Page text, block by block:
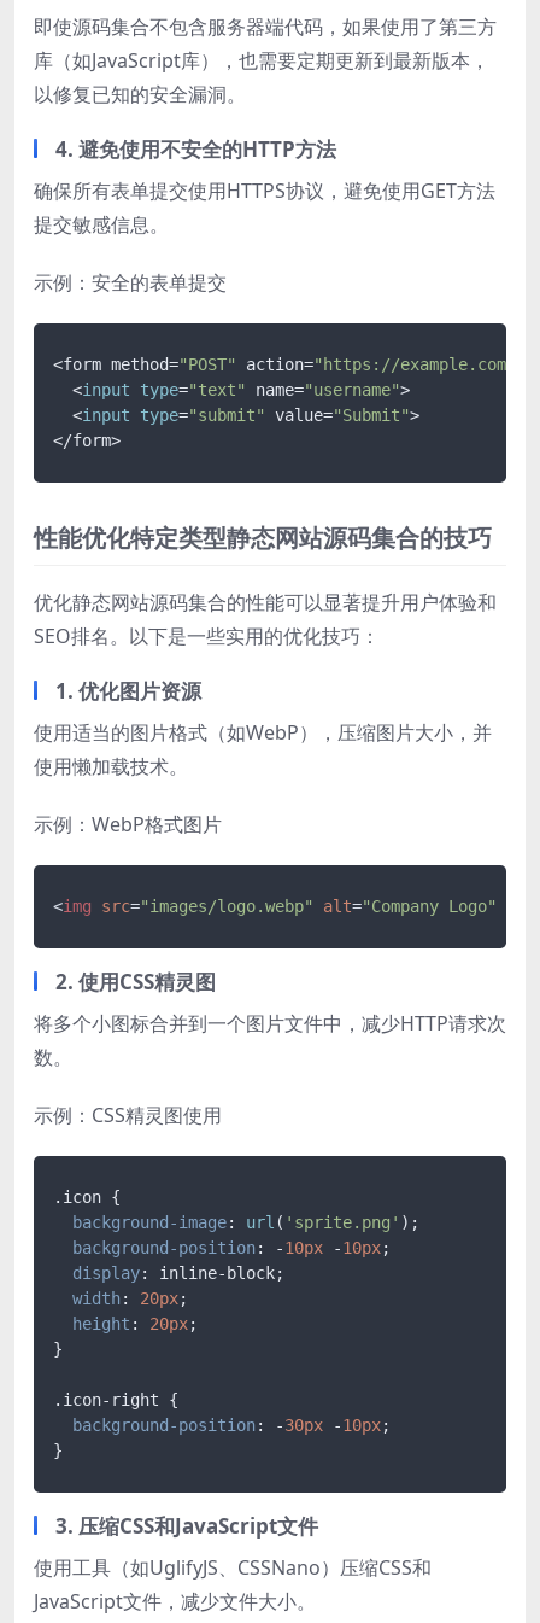
即使源码集合不包含服务器端代码，如果使用了第三方
库（如JavaScript库），也需要定期更新到最新版本，
以修复已知的安全漏洞。
4. 避免使用不安全的HTTP方法
确保所有表单提交使用HTTPS协议，避免使用GET方法
提交敏感信息。
示例：安全的表单提交
<form method="POST" action="https://example.com/
  <
input type="text" name="username">
  <
input type="submit" value="Submit">
</form>
性能优化特定类型静态网站源码集合的技巧
优化静态网站源码集合的性能可以显著提升用户体验和
SEO排名。以下是一些实用的优化技巧：
1. 优化图片资源
使用适当的图片格式（如WebP），压缩图片大小，并
使用懒加载技术。
示例：WebP格式图片
<img src="images/logo.webp" alt="Company Logo"
2. 使用CSS精灵图
将多个小图标合并到一个图片文件中，减少HTTP请求次
数。
示例：CSS精灵图使用
.icon {
background-image: url ( 'sprite.png' );
background-position: -10px -10px;
display: inline-block;
width: 20px;
height : 20px;
}
.icon-right {
background-position: -30px -10px;
}
3. 压缩CSS和JavaScript文件
使用工具（如UglifyJS、CSSNano）压缩CSS和
JavaScript文件，减少文件大小。